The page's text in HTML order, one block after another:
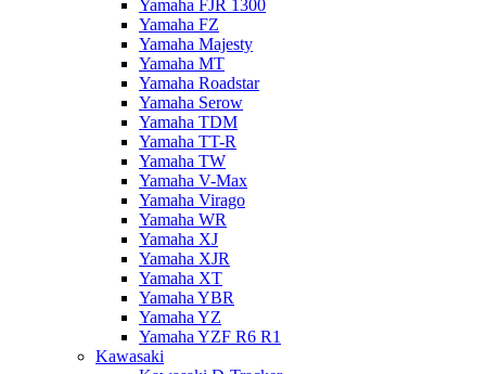
Yamaha FJR 1300
Yamaha FZ
Yamaha Majesty
Yamaha MT
Yamaha Roadstar
Yamaha Serow
Yamaha TDM
Yamaha TT-R
Yamaha TW
Yamaha V-Max
Yamaha Virago
Yamaha WR
Yamaha XJ
Yamaha XJR
Yamaha XT
Yamaha YBR
Yamaha YZ
Yamaha YZF R6 R1
Kawasaki